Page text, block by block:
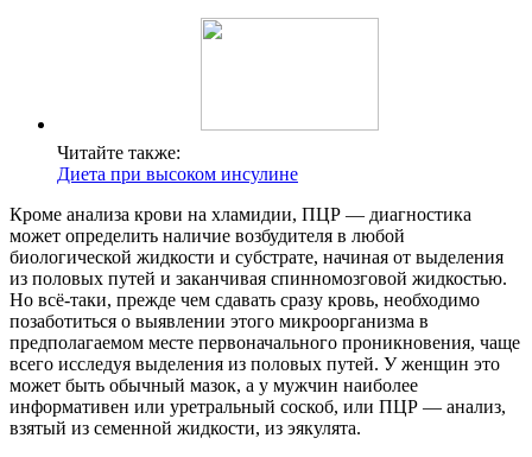
Читайте также:
Диета при высоком инсулине
Кроме анализа крови на хламидии, ПЦР — диагностика
может определить наличие возбудителя в любой
биологической жидкости и субстрате, начиная от выделения
из половых путей и заканчивая спинномозговой жидкостью.
Но всё-таки, прежде чем сдавать сразу кровь, необходимо
позаботиться о выявлении этого микроорганизма в
предполагаемом месте первоначального проникновения, чаще
всего исследуя выделения из половых путей. У женщин это
может быть обычный мазок, а у мужчин наиболее
информативен или уретральный соскоб, или ПЦР — анализ,
взятый из семенной жидкости, из эякулята.